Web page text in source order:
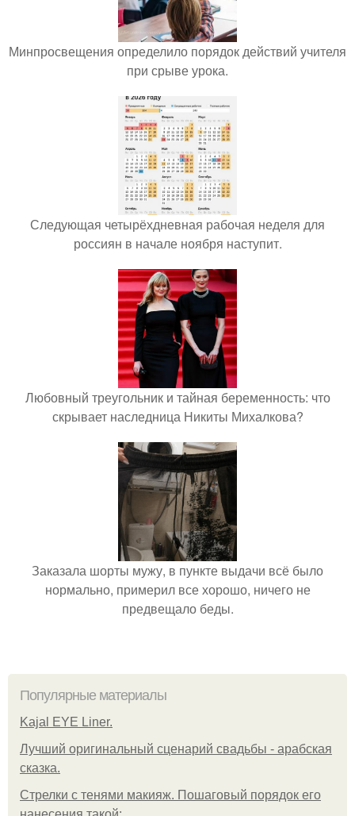
Минпросвещения определило порядок действий учителя
при срыве урока.
Следующая четырёхдневная рабочая неделя для
россиян в начале ноября наступит.
Любовный треугольник и тайная беременность: что
скрывает наследница Никиты Михалкова?
Заказала шорты мужу, в пункте выдачи всё было
нормально, примерил все хорошо, ничего не
предвещало беды.
Популярные материалы
Kajal EYE Liner.
Лучший оригинальный сценарий свадьбы - арабская
сказка.
Стрелки с тенями макияж. Пошаговый порядок его